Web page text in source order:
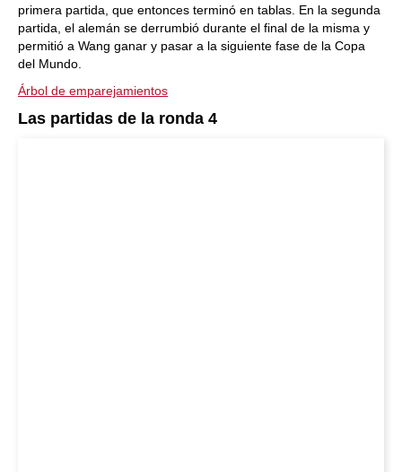
primera partida, que entonces terminó en tablas. En la segunda
partida, el alemán se derrumbió durante el final de la misma y
permitió a Wang ganar y pasar a la siguiente fase de la Copa
del Mundo.
Árbol de emparejamientos
Las partidas de la ronda 4